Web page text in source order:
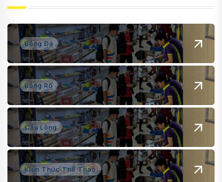
Bóng Đá
Bóng Rổ
Cầu Lông
Kiến Thức Thể Thao